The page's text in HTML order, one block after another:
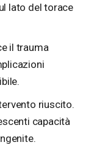
lato del torace
il trauma
riuscito.
capacità